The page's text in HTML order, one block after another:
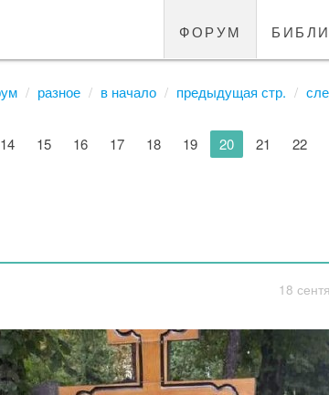
форум
разное в начало предыдущая стр.
14 15 16 17 18 19 20 21 22
18